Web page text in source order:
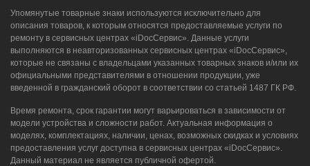
Упомянутые товарные знаки используются исключительно для
описания товаров, к которым относятся предоставляемые услуги по
ремонту в сервисных центрах «iDocСервис». Данные услуги
выполняются в неавторизованных сервисных центрах «iDocСервис»,
которые не связаны с владельцами указанных товарных знаков и/или их
официальными представителями в отношении продукции, уже
введенной в гражданский оборот в соответствии со статьей 1487 ГК РФ.
Время ремонта, срок гарантии могут варьироваться в зависимости от
модели устройства и сложности работ. Актуальная информация о
моделях, комплектациях, наличии, ценах, возможных скидках и условиях
предоставления услуг доступна в сервисных центрах «iDocСервис».
Данный материал не является публичной офертой.